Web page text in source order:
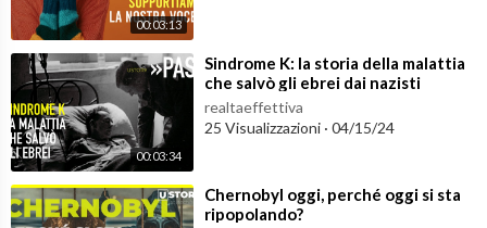
00:03:13
00:03:34
⁣Sindrome K: la storia della malattia
che salvò gli ebrei dai nazisti
realtaeffettiva
25 Visualizzazioni · 04/15/24
⁣Chernobyl oggi, perché oggi si sta
ripopolando?